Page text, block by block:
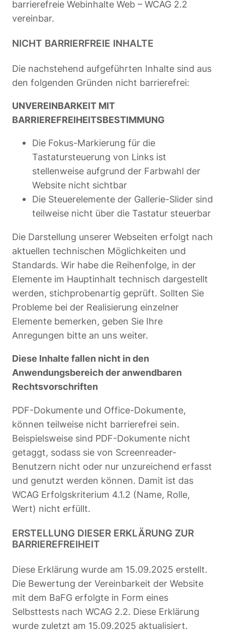
barrierefreie Webinhalte Web – WCAG 2.2
vereinbar.
NICHT BARRIERFREIE INHALTE
Die nachstehend aufgeführten Inhalte sind aus
den folgenden Gründen nicht barrierefrei:
UNVEREINBARKEIT MIT
BARRIEREFREIHEITSBESTIMMUNG
Die Fokus-Markierung für die
Tastatursteuerung von Links ist
stellenweise aufgrund der Farbwahl der
Website nicht sichtbar
Die Steuerelemente der Gallerie-Slider sind
teilweise nicht über die Tastatur steuerbar
Die Darstellung unserer Webseiten erfolgt nach
aktuellen technischen Möglichkeiten und
Standards. Wir habe die Reihenfolge, in der
Elemente im Hauptinhalt technisch dargestellt
werden, stichprobenartig geprüft. Sollten Sie
Probleme bei der Realisierung einzelner
Elemente bemerken, geben Sie Ihre
Anregungen bitte an uns weiter.
Diese Inhalte fallen nicht in den
Anwendungsbereich der anwendbaren
Rechtsvorschriften
PDF-Dokumente und Office-Dokumente,
können teilweise nicht barrierefrei sein.
Beispielsweise sind PDF-Dokumente nicht
getaggt, sodass sie von Screenreader-
Benutzern nicht oder nur unzureichend erfasst
und genutzt werden können. Damit ist das
WCAG Erfolgskriterium 4.1.2 (Name, Rolle,
Wert) nicht erfüllt.
ERSTELLUNG DIESER ERKLÄRUNG ZUR
BARRIEREFREIHEIT
Diese Erklärung wurde am 15.09.2025 erstellt.
Die Bewertung der Vereinbarkeit der Website
mit dem BaFG erfolgte in Form eines
Selbsttests nach WCAG 2.2. Diese Erklärung
wurde zuletzt am 15.09.2025 aktualisiert.